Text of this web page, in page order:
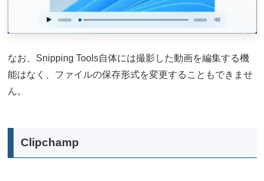
なお、Snipping Tools自体には撮影した動画を編集する機
能はなく、ファイルの保存形式を変更することもできませ
ん。
Clipchamp